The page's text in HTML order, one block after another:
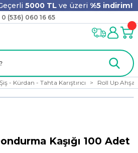
5000 TLve üzeri %5 indirim!
0 (536) 060 16 65
Dön
Dön
Dön
Dön
Dön
Dön
Dön
Dön
- Kürdan - Tahta Karıştırıcı Roll Up
Kaşığı 100 Adet